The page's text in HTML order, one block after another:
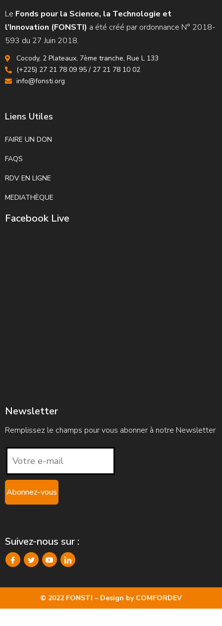
Le Fonds pour la Science, la Technologie et
l’Innovation (FONSTI) a été créé par ordonnance N° 2018-
593 du 27 Juin 2018.
Cocody, 2 Plateaux, 7ème tranche, Rue L 133
(+225) 27 21 78 09 95 / 27 21 78 10 02
info@fonsti.org
Liens Utiles
FAIRE UN DON
FAQS
RDV EN LIGNE
MEDIATHÈQUE
Facebook Live
Newsletter
Remplissez le champs pour vous abonner à notre Newsletter
Suivez-nous sur :
© 2022 FONSTI – Design by COMFORDEV